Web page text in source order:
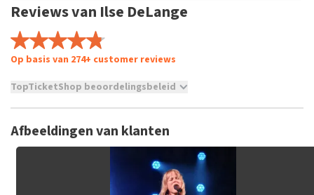
Reviews van Ilse DeLange
Op basis van 274+ customer reviews
TopTicketShop beoordelingsbeleid
niet mogelijk om een review achter te laten als je geen
tickets hebt aangeschaft bij TopTicketShop. Reviews met
grof taalgebruik en/of onwaarheden worden niet geplaatst.
Het kan enkele weken duren voordat een review wordt
Afbeeldingen van klanten